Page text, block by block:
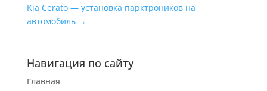
Kia Cerato — установка парктроников на
автомобиль →
Навигация по сайту
Главная